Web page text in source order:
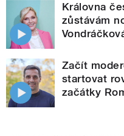
Královna
zůstávám
Začít
startovat
začátky